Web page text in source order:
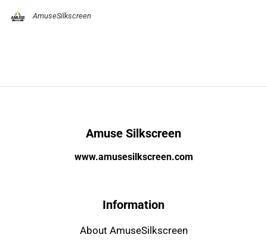
AmuseSilkscreen
Amuse Silkscreen
www.amusesilkscreen.com
Information
About AmuseSilkscreen